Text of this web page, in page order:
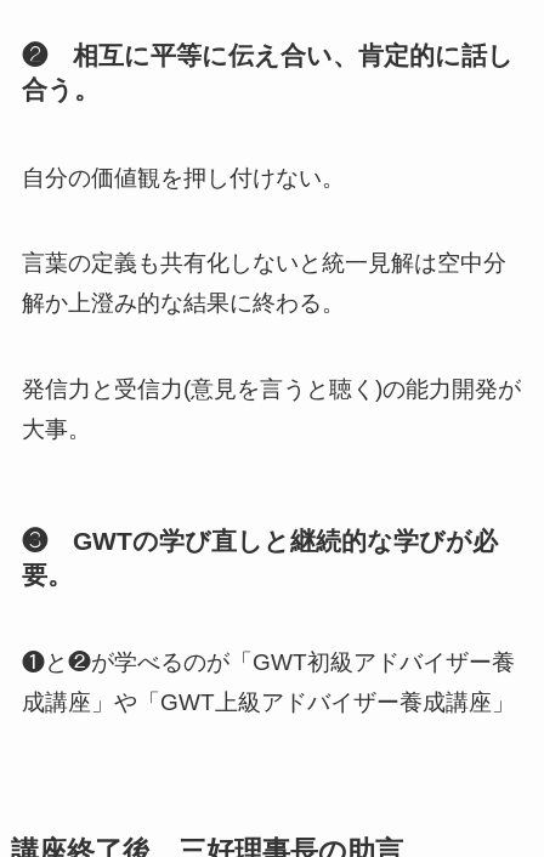
❷ 相互に平等に伝え合い、肯定的に話し
合う。
自分の価値観を押し付けない。
言葉の定義も共有化しないと統一見解は空中分
解か上澄み的な結果に終わる。
発信力と受信力(意見を言うと聴く)の能力開発が
大事。
❸ GWTの学び直しと継続的な学びが必
要。
❶と❷が学べるのが「GWT初級アドバイザー養
成講座」や「GWT上級アドバイザー養成講座」